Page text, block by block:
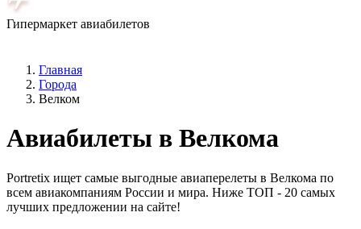
Гипермаркет авиабилетов
Главная
Города
Велком
Авиабилеты в Велкома
Portretix ищет самые выгодные авиаперелеты в Велкома по
всем авиакомпаниям России и мира. Ниже ТОП - 20 самых
лучших предложении на сайте!